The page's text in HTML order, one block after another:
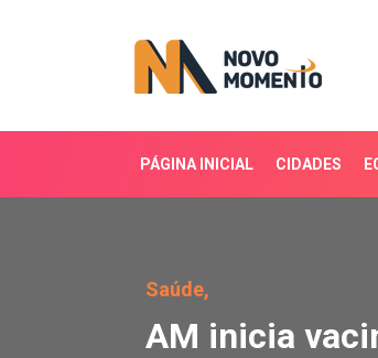
PÁGINA INICIAL CIDADES
Saúde,
AM inicia